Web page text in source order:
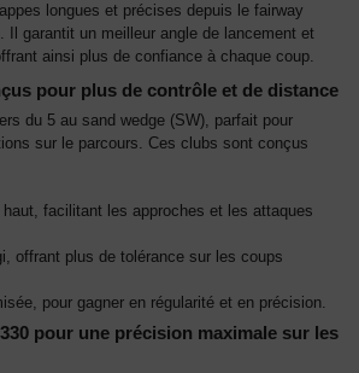
longues et précises depuis le fairway
Il garantit un meilleur angle de lancement et
ainsi plus de confiance à chaque coup.
pour plus de contrôle et de distance
du 5 au sand wedge (SW), parfait pour
sur le parcours. Ces clubs sont conçus
facilitant les approches et les attaques
offrant plus de tolérance sur les coups
pour gagner en régularité et en précision.
pour une précision maximale sur les